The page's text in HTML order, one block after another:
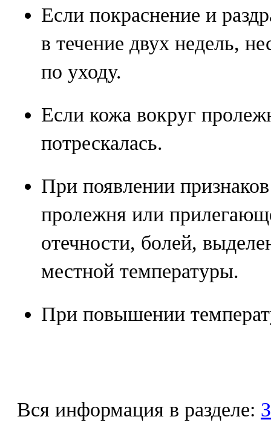
Если покраснение и
в течение двух недель,
по уходу.
Если кожа вокруг
потрескалась.
При появлении
пролежня или
отечности, болей,
местной температуры.
При повышении
Вся информация в разделе: